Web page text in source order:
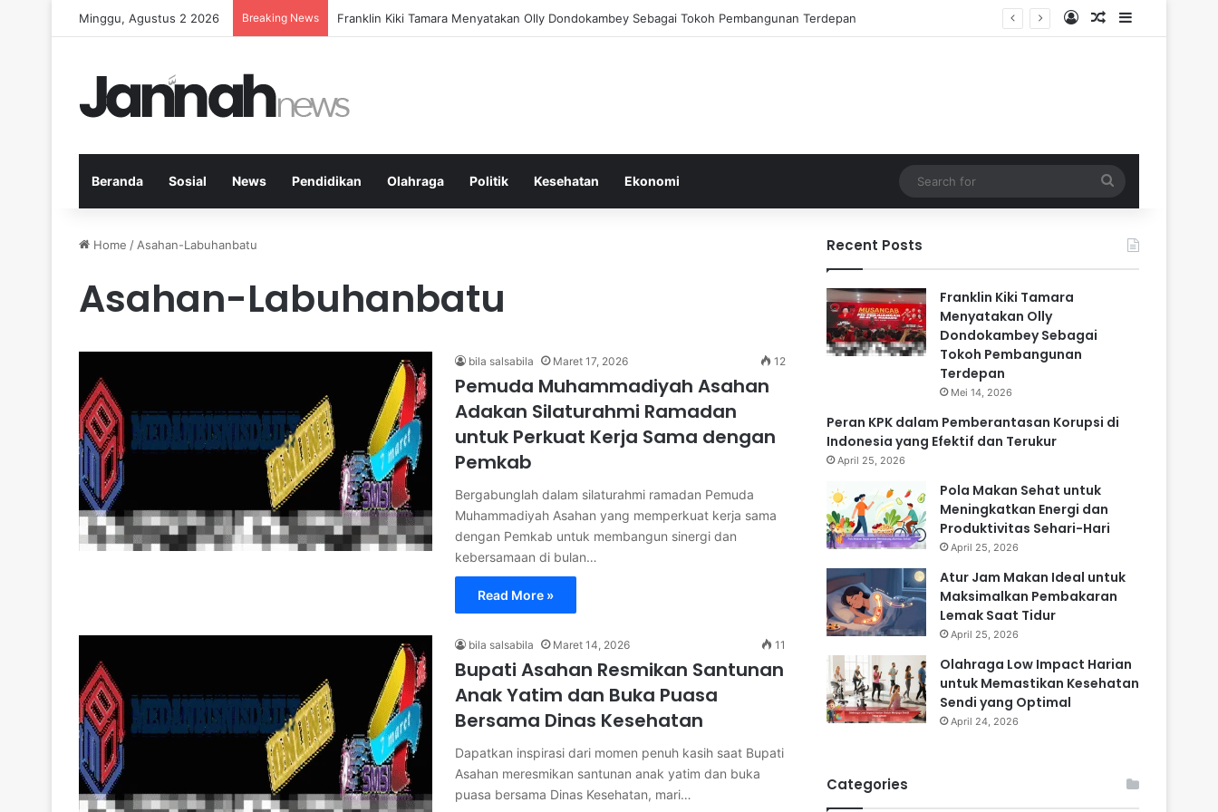
Minggu, Agustus 2 2026 Breaking News Peran KPK dalam Pemberantasan Korupsi di Indonesia yang Efektif dan Terukur Log InRandom Article
Sidebar
Beranda Sosial News Pendidikan Olahraga Politik Kesehatan Ekonomi
for
Home / Asahan-Labuhanbatu
Asahan-Labuhanbatu
bila salsabila Maret 17, 2026 12
Pemuda Muhammadiyah Asahan
Adakan Silaturahmi Ramadan
untuk Perkuat Kerja Sama dengan
Pemkab
Bergabunglah dalam silaturahmi ramadan Pemuda
Muhammadiyah Asahan yang memperkuat kerja sama
dengan Pemkab untuk membangun sinergi dan
kebersamaan di bulan…
Read More »
bila salsabila Maret 14, 2026 11
Bupati Asahan Resmikan Santunan
Anak Yatim dan Buka Puasa
Bersama Dinas Kesehatan
Dapatkan inspirasi dari momen penuh kasih saat Bupati
Asahan meresmikan santunan anak yatim dan buka
puasa bersama Dinas Kesehatan, mari…
Recent Posts
Franklin Kiki Tamara
Menyatakan Olly
Dondokambey Sebagai
Tokoh Pembangunan
Terdepan
Mei 14, 2026
Peran KPK dalam Pemberantasan Korupsi di
Indonesia yang Efektif dan Terukur
April 25, 2026
Pola Makan Sehat untuk
Meningkatkan Energi dan
Produktivitas Sehari-Hari
April 25, 2026
Atur Jam Makan Ideal untuk
Maksimalkan Pembakaran
Lemak Saat Tidur
April 25, 2026
Olahraga Low Impact Harian
untuk Memastikan Kesehatan
Sendi yang Optimal
April 24, 2026
Categories